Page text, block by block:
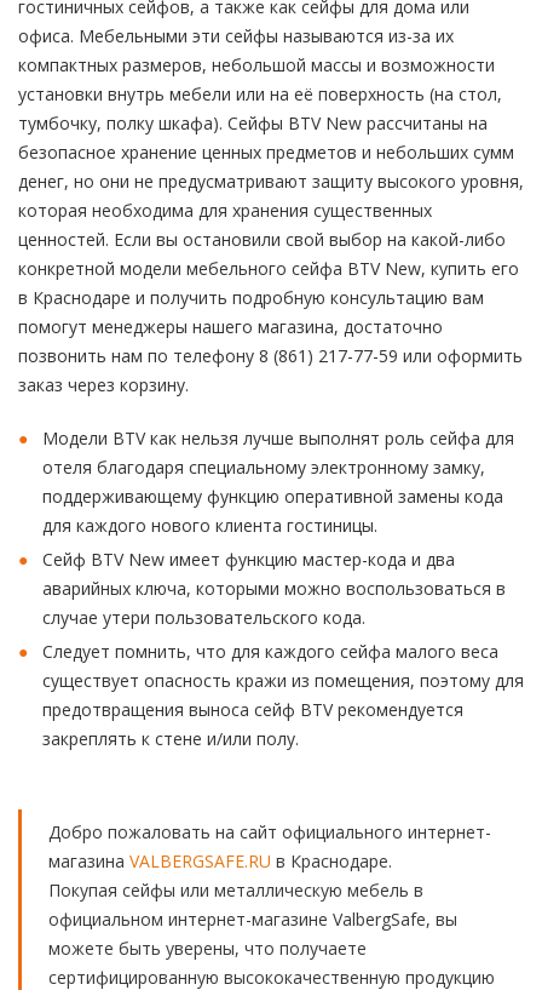
гостиничных сейфов, а также как сейфы для дома или
офиса. Мебельными эти сейфы называются из-за их
компактных размеров, небольшой массы и возможности
установки внутрь мебели или на её поверхность (на стол,
тумбочку, полку шкафа). Сейфы BTV New рассчитаны на
безопасное хранение ценных предметов и небольших сумм
денег, но они не предусматривают защиту высокого уровня,
которая необходима для хранения существенных
ценностей. Если вы остановили свой выбор на какой-либо
конкретной модели мебельного сейфа BTV New, купить его
в Краснодаре и получить подробную консультацию вам
помогут менеджеры нашего магазина, достаточно
позвонить нам по телефону 8 (861) 217-77-59 или оформить
заказ через корзину.
Модели BTV как нельзя лучше выполнят роль сейфа для
отеля благодаря специальному электронному замку,
поддерживающему функцию оперативной замены кода
для каждого нового клиента гостиницы.
Сейф BTV New имеет функцию мастер-кода и два
аварийных ключа, которыми можно воспользоваться в
случае утери пользовательского кода.
Следует помнить, что для каждого сейфа малого веса
существует опасность кражи из помещения, поэтому для
предотвращения выноса сейф BTV рекомендуется
закреплять к стене и/или полу.
Добро пожаловать на сайт официального интернет-
магазина VALBERGSAFE.RU в Краснодаре.
Покупая сейфы или металлическую мебель в
официальном интернет-магазине ValbergSafe, вы
можете быть уверены, что получаете
сертифицированную высококачественную продукцию